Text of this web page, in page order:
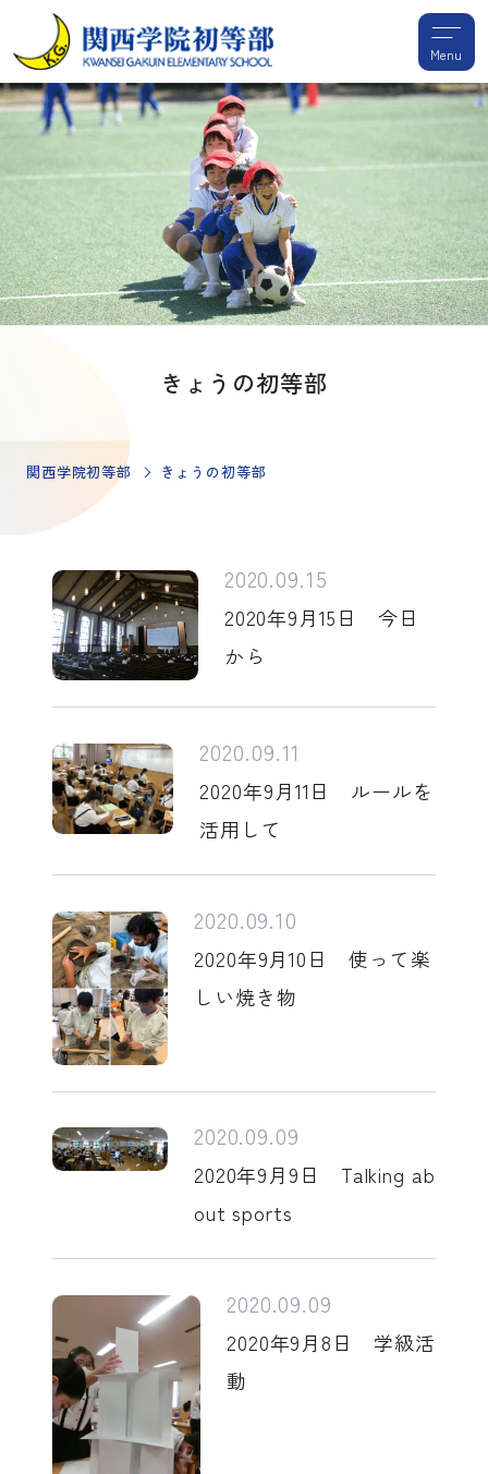
Menu
きょうの初等部
関西学院初等部 きょうの初等部
2020.09.15
2020年9月15日 今日
から
2020.09.11
2020年9月11日 ルールを
活用して
2020.09.10
2020年9月10日 使って楽
しい焼き物
2020.09.09
2020年9月9日 Talking ab
out sports
2020.09.09
2020年9月8日 学級活
動